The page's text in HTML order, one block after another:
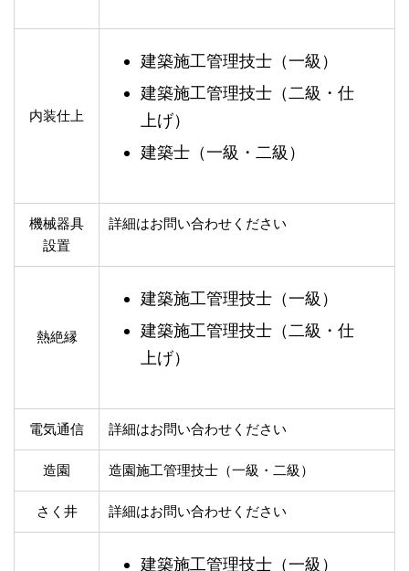
内装仕上
建築施工管理技士（一級）
建築施工管理技士（二級・仕
上げ）
建築士（一級・二級）
機械器具
設置
詳細はお問い合わせください
熱絶縁
建築施工管理技士（一級）
建築施工管理技士（二級・仕
上げ）
電気通信 詳細はお問い合わせください
造園 造園施工管理技士（一級・二級）
さく井 詳細はお問い合わせください
建築施工管理技士（一級）